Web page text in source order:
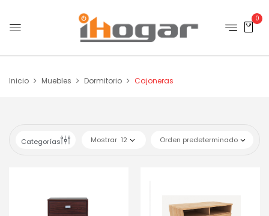
0
Inicio Muebles Dormitorio Cajoneras
Categorías Orden predeterminado
Mostrar 12